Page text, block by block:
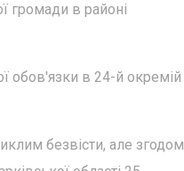
громади в районі
обов'язки в 24-й окремій
безвісти, але згодом